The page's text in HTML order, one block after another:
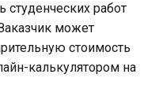
работ
может
стоимость
калькулятором на